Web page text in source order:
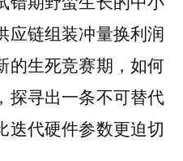
应链组装冲量换利润
的生死竞赛期，如何
探寻出一条不可替代
迭代硬件参数更迫切